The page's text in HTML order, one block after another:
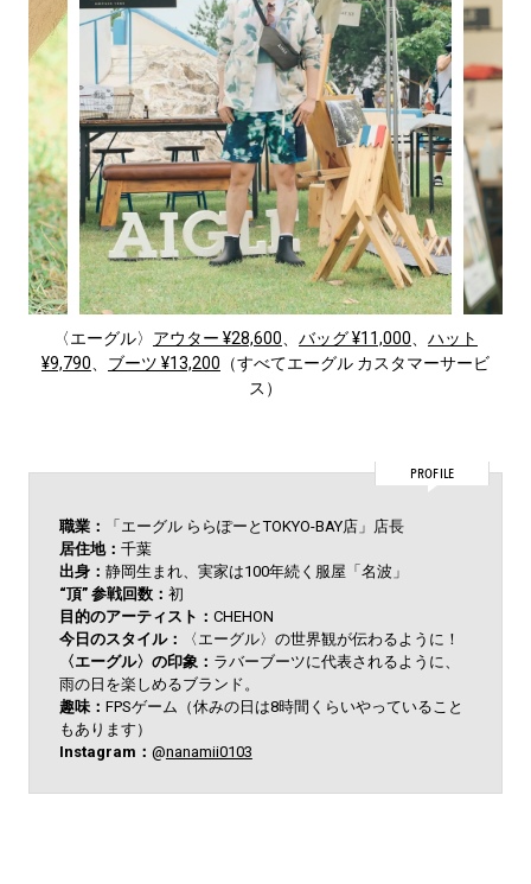
〈エーグル〉 アウター ¥28,600 バッグ ¥11,000
ハット
¥9,790
ブーツ ¥13,200 （すべてエーグル カスタマーサービ
ス）
PROFILE
職業：
「エーグル ららぽーとTOKYO-BAY店」店長
居住地： 千葉
出身： 静岡生まれ、実家は100年続く服屋「名波」
“頂” 参戦回数： 初
目的のアーティスト： CHEHON
今日のスタイル：
〈エーグル〉の世界観が伝わるように！
〈エーグル〉の印象： ラバーブーツに代表されるように、
雨の日を楽しめるブランド。
趣味： FPSゲーム（休みの日は8時間くらいやっていること
もあります）
Instagram： @nanamii0103